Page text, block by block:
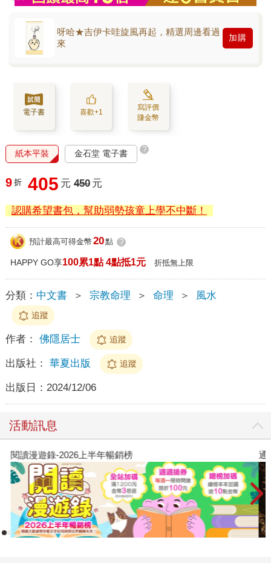
呀哈★吉伊卡哇旋風再起，精選周邊看過
來
加購
電子書 喜歡+1
寫評價
賺金幣
紙本平裝 金石堂 電子書 ?
9 折 405 元 450 元
認購希望書包，幫助弱勢孩童上學不中斷！
預計最高可得金幣 20點 ?
HAPPY GO享100累1點 4點抵1元 折抵無上限
分類： 中文書 ＞ 宗教命理 ＞ 命理 ＞ 風水
追蹤
作者： 佛隱居士 追蹤
出版社： 華夏出版 追蹤
出版日： 2024/12/06
活動訊息
閱讀漫遊錄-2026上半年暢銷榜 通